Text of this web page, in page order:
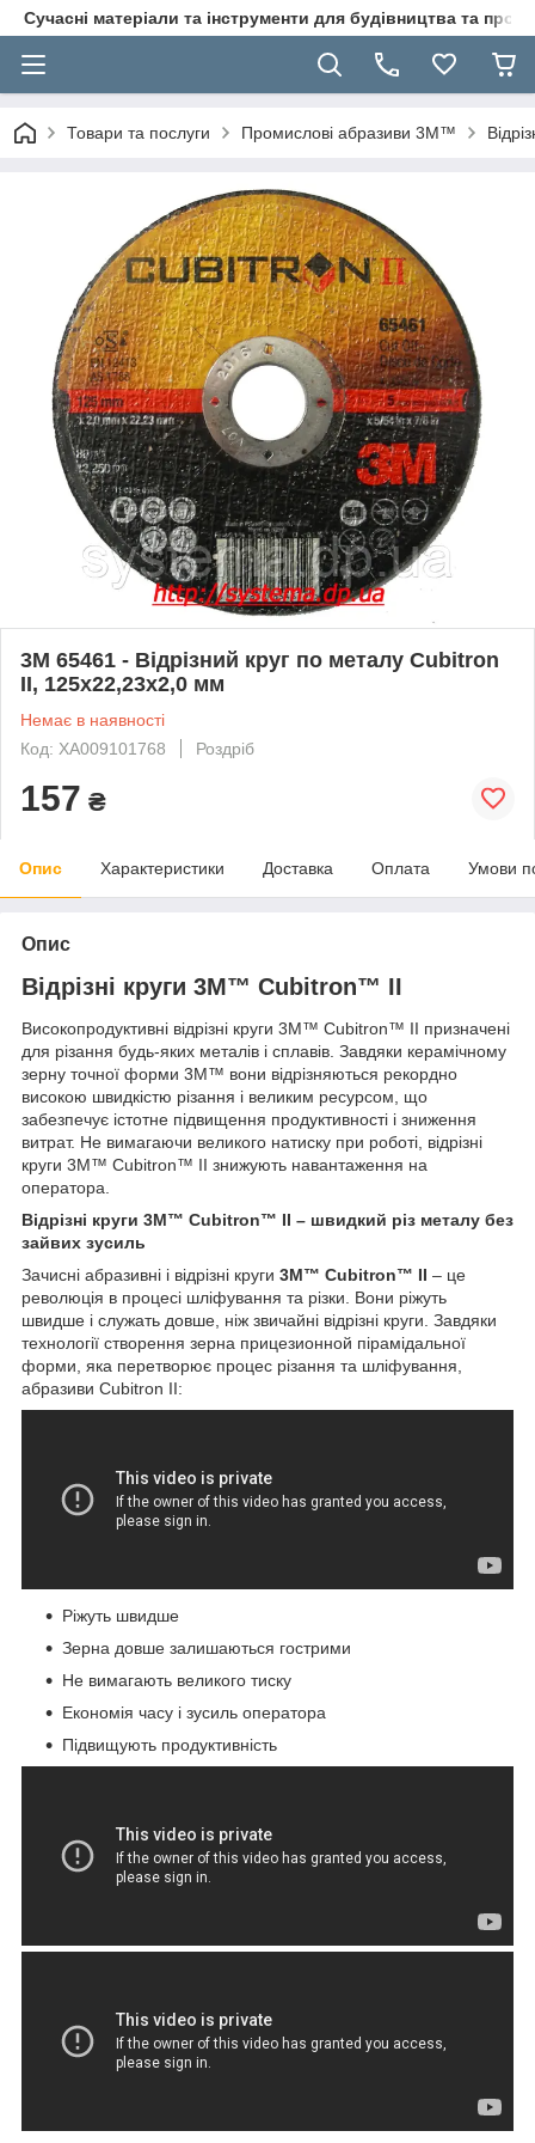
Сучасні матеріали та інструменти для будівництва та
Товари та послуги Промислові абразиви 3M™
3M 65461 - Відрізний круг по металу Cubitron
II, 125х22,23х2,0 мм
Немає в наявності
Код: XA009101768
Роздріб
157 ₴
Опис Характеристики Доставка Оплата Умови
Опис
Відрізні круги 3M™ Cubitron™ II
Високопродуктивні відрізні круги 3М™ Cubitron™ II призначені
для різання будь-яких металів і сплавів. Завдяки керамічному
зерну точної форми 3M™ вони відрізняються рекордно
високою швидкістю різання і великим ресурсом, що
забезпечує істотне підвищення продуктивності і зниження
витрат. Не вимагаючи великого натиску при роботі, відрізні
круги 3М™ Cubitron™ II знижують навантаження на
оператора.
Відрізні круги 3M™ Cubitron™ II – швидкий різ металу без
зайвих зусиль
Зачисні абразивні і відрізні круги 3M™ Cubitron™ II – це
революція в процесі шліфування та різки. Вони ріжуть
швидше і служать довше, ніж звичайні відрізні круги. Завдяки
технології створення зерна прицезионной пірамідальної
форми, яка перетворює процес різання та шліфування,
абразиви Cubitron II:
Ріжуть швидше
Зерна довше залишаються гострими
Не вимагають великого тиску
Економія часу і зусиль оператора
Підвищують продуктивність